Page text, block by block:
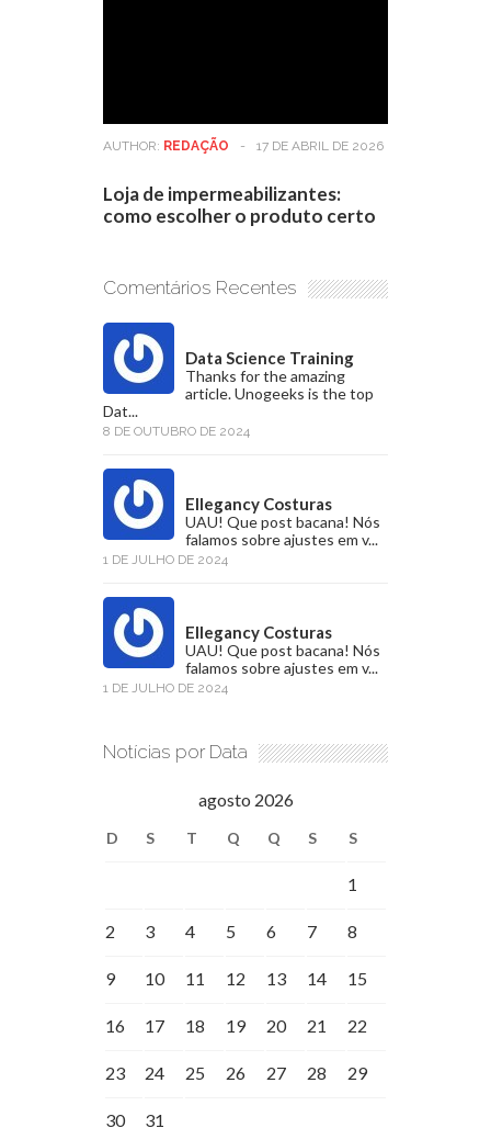
AUTHOR: REDAÇÃO - 17 DE ABRIL DE 2026
Loja de impermeabilizantes:
como escolher o produto certo
Comentários Recentes
Data Science Training
Thanks for the amazing
article. Unogeeks is the top
Dat...
8 DE OUTUBRO DE 2024
Ellegancy Costuras
UAU! Que post bacana! Nós
falamos sobre ajustes em v...
1 DE JULHO DE 2024
Ellegancy Costuras
UAU! Que post bacana! Nós
falamos sobre ajustes em v...
1 DE JULHO DE 2024
Notícias por Data
agosto 2026
D S T Q Q S S
1
2 3 4 5 6 7 8
9 10 11 12 13 14 15
16 17 18 19 20 21 22
23 24 25 26 27 28 29
30 31